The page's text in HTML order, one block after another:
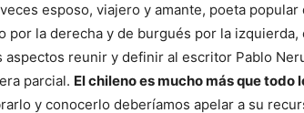
esposo, viajero y amante, poeta popular
por la derecha y de burgués por la
aspectos reunir y definir al escritor Pablo
parcial. El chileno es mucho más que todo
y conocerlo deberíamos apelar a su